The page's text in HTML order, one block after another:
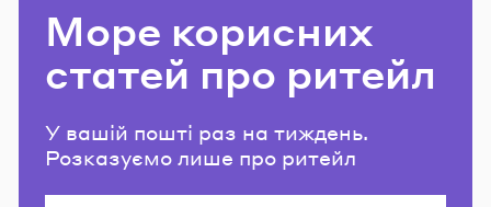
Море корисних
статей про ритейл
У вашій пошті раз на тиждень.
Розказуємо лише про ритейл